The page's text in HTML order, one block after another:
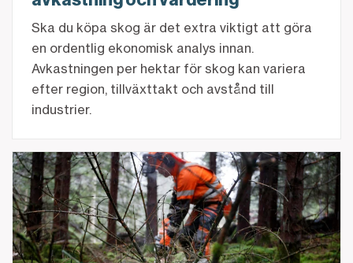
Ska du köpa skog är det extra viktigt att göra
en ordentlig ekonomisk analys innan.
Avkastningen per hektar för skog kan variera
efter region, tillväxttakt och avstånd till
industrier.
Så finansierar du skogen